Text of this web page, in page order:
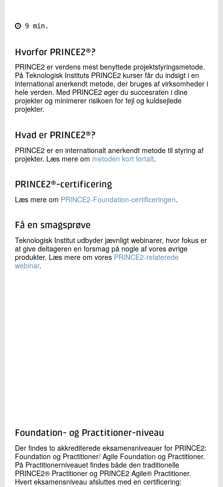
Kontakt os
9 min.
Hvorfor PRINCE2®?
PRINCE2 er verdens mest benyttede projektstyringsmetode.
På Teknologisk Instituts PRINCE2 kurser får du indsigt i en
international anerkendt metode, der bruges af virksomheder i
hele verden. Med PRINCE2 øger du succesraten i dine
projekter og minimerer risikoen for fejl og kuldsejlede
projekter.
Hvad er PRINCE2®?
PRINCE2 er en internationalt anerkendt metode til styring af
projekter. Læs mere om metoden kort fortalt.
PRINCE2®-certificering
Læs mere om PRINCE2-Foundation-certificeringen.
Få en smagsprøve
Teknologisk Institut udbyder jævnligt webinarer, hvor fokus er
at give deltageren en forsmag på nogle af vores øvrige
produkter. Læs mere om vores PRINCE2-relaterede
webinar.
Foundation- og Practitioner-niveau
Der findes to akkrediterede eksamensniveauer for PRINCE2:
Foundation og Practitioner/ Agile Foundation og Practitioner.
På Practitionerniveauet findes både den traditionelle
PRINCE2® Practitioner og PRINCE2 Agile® Practitioner.
Hvert eksamensniveau afsluttes med en certificering: